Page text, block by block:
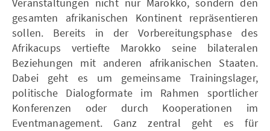
gesamten afrikanischen Kontinent repräsentieren
sollen. Bereits in der Vorbereitungsphase des
Afrikacups vertiefte Marokko seine bilateralen
Beziehungen mit anderen afrikanischen Staaten.
Dabei geht es um gemeinsame Trainingslager,
politische Dialogformate im Rahmen sportlicher
Konferenzen oder durch Kooperationen im
Eventmanagement. Ganz zentral geht es für